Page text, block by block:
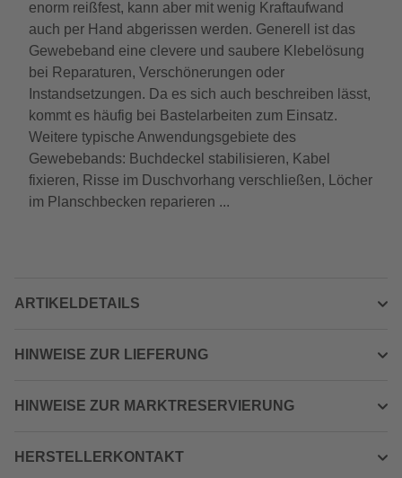
enorm reißfest, kann aber mit wenig Kraftaufwand
auch per Hand abgerissen werden. Generell ist das
Gewebeband eine clevere und saubere Klebelösung
bei Reparaturen, Verschönerungen oder
Instandsetzungen. Da es sich auch beschreiben lässt,
kommt es häufig bei Bastelarbeiten zum Einsatz.
Weitere typische Anwendungsgebiete des
Gewebebands: Buchdeckel stabilisieren, Kabel
fixieren, Risse im Duschvorhang verschließen, Löcher
im Planschbecken reparieren ...
ARTIKELDETAILS
HINWEISE ZUR LIEFERUNG
HINWEISE ZUR MARKTRESERVIERUNG
HERSTELLERKONTAKT